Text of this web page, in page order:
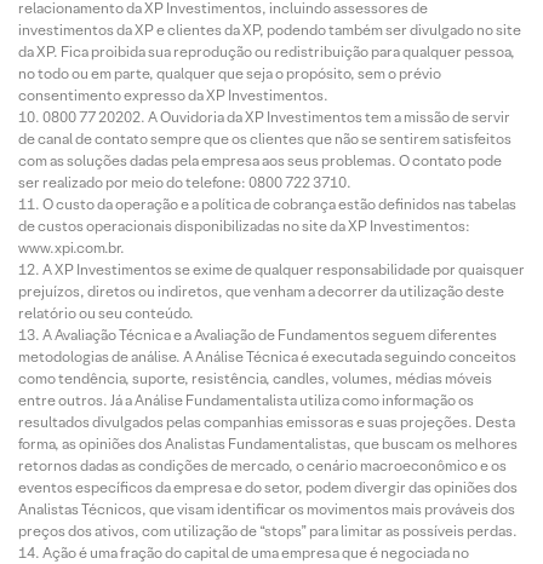
relacionamento da XP Investimentos, incluindo assessores de
investimentos da XP e clientes da XP, podendo também ser divulgado no site
da XP. Fica proibida sua reprodução ou redistribuição para qualquer pessoa,
no todo ou em parte, qualquer que seja o propósito, sem o prévio
consentimento expresso da XP Investimentos.
0800 77 20202. A Ouvidoria da XP Investimentos tem a missão de servir
de canal de contato sempre que os clientes que não se sentirem satisfeitos
com as soluções dadas pela empresa aos seus problemas. O contato pode
ser realizado por meio do telefone: 0800 722 3710.
O custo da operação e a política de cobrança estão definidos nas tabelas
de custos operacionais disponibilizadas no site da XP Investimentos:
www.xpi.com.br.
A XP Investimentos se exime de qualquer responsabilidade por quaisquer
prejuízos, diretos ou indiretos, que venham a decorrer da utilização deste
relatório ou seu conteúdo.
A Avaliação Técnica e a Avaliação de Fundamentos seguem diferentes
metodologias de análise. A Análise Técnica é executada seguindo conceitos
como tendência, suporte, resistência, candles, volumes, médias móveis
entre outros. Já a Análise Fundamentalista utiliza como informação os
resultados divulgados pelas companhias emissoras e suas projeções. Desta
forma, as opiniões dos Analistas Fundamentalistas, que buscam os melhores
retornos dadas as condições de mercado, o cenário macroeconômico e os
eventos específicos da empresa e do setor, podem divergir das opiniões dos
Analistas Técnicos, que visam identificar os movimentos mais prováveis dos
preços dos ativos, com utilização de “stops” para limitar as possíveis perdas.
Ação é uma fração do capital de uma empresa que é negociada no